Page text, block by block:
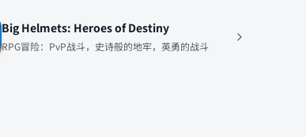
Big Helmets: Heroes of Destiny
RPG冒险：PvP战斗，史诗般的地牢，英勇的战斗